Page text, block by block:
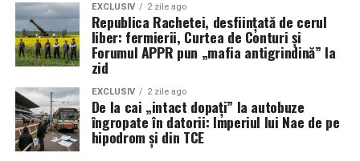
EXCLUSIV 2 zile ago
Republica Rachetei, desființată de cerul
liber: fermierii, Curtea de Conturi și
Forumul APPR pun „mafia antigrindină” la
zid
EXCLUSIV 2 zile ago
De la cai „intact dopați” la autobuze
îngropate în datorii: Imperiul lui Nae de pe
hipodrom și din TCE